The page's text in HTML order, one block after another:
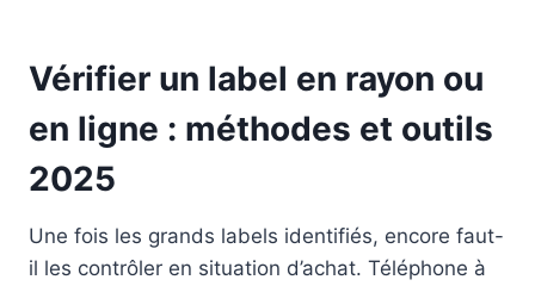
Vérifier un label en rayon ou
en ligne : méthodes et outils
2025
Une fois les grands labels identifiés, encore faut-
il les contrôler en situation d’achat. Téléphone à